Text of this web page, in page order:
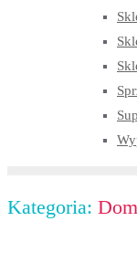
Kategoria: